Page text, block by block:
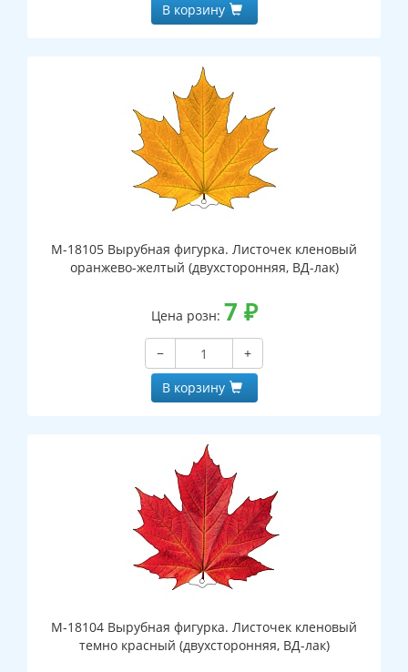
В корзину
М-18105 Вырубная фигурка. Листочек кленовый
оранжево-желтый (двухсторонняя, ВД-лак)
Цена розн: 7 ₽
−
+
В корзину
М-18104 Вырубная фигурка. Листочек кленовый
темно красный (двухсторонняя, ВД-лак)